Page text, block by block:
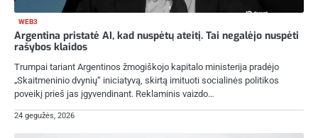
WEB3
Argentina pristatė AI, kad nuspėtų ateitį. Tai negalėjo nuspėti
rašybos klaidos
Trumpai tariant Argentinos žmogiškojo kapitalo ministerija pradėjo
„Skaitmeninio dvynių“ iniciatyvą, skirtą imituoti socialinės politikos
poveikį prieš jas įgyvendinant. Reklaminis vaizdo…
24 gegužės, 2026